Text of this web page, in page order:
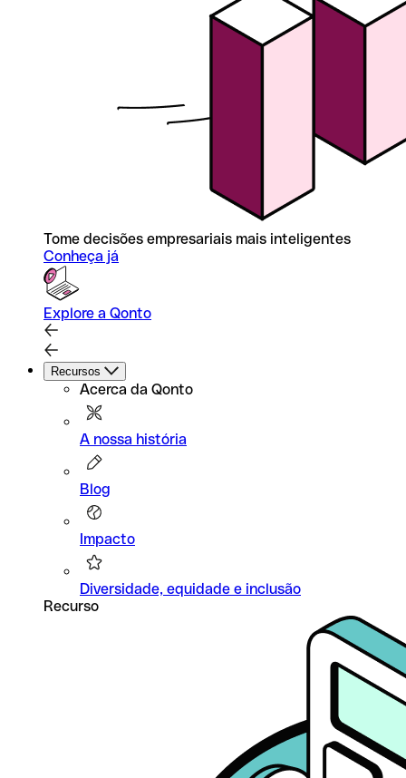
Tome decisões empresariais mais inteligentes
Conheça já
Explore a Qonto
Recursos
Acerca da Qonto
A nossa história
Blog
Impacto
Diversidade, equidade e inclusão
Recurso